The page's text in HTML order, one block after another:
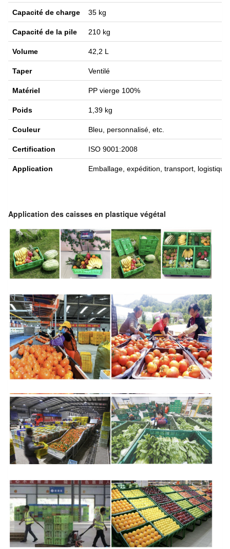
Capacité de charge 35 kg
Capacité de la pile 210 kg
Volume 42,2 L
Taper Ventilé
Matériel PP vierge 100%
Poids 1,39 kg
Couleur Bleu, personnalisé, etc.
Certification ISO 9001:2008
Application Emballage, expédition, transport, logistique
Application des caisses en plastique végétal